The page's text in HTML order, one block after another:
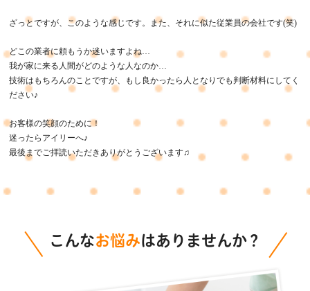
ざっとですが、このような感じです。また、それに似た従業員の会社です(笑)
どこの業者に頼もうか迷いますよね…
我が家に来る人間がどのような人なのか…
技術はもちろんのことですが、もし良かったら人となりでも判断材料にしてく
ださい♪
お客様の笑顔のために！
迷ったらアイリーへ♪
最後までご拝読いただきありがとうございます♫
こんなお悩みはありませんか？